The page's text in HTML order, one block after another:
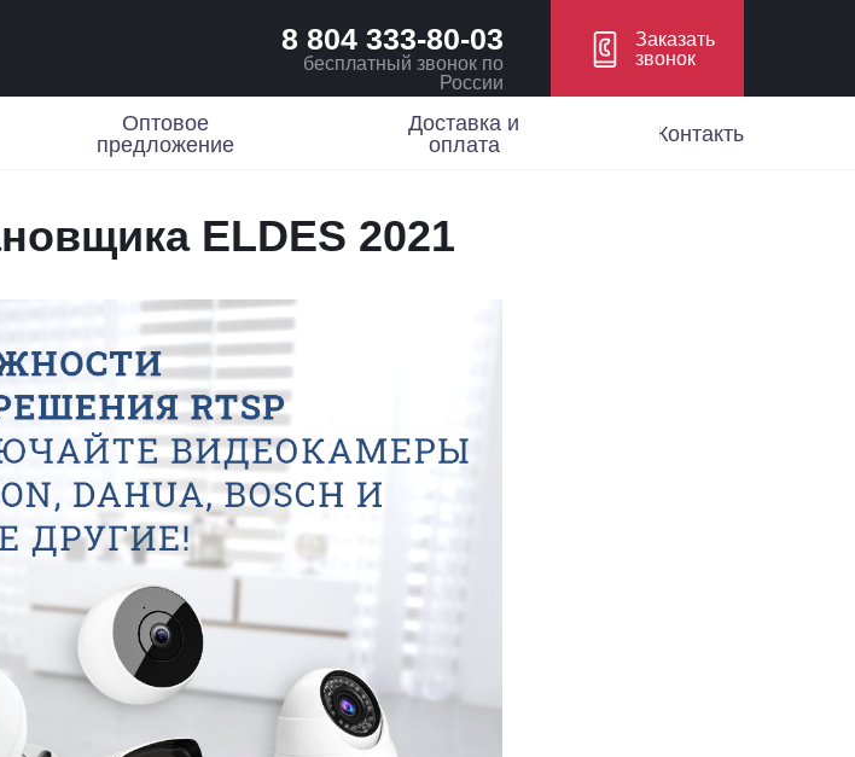
8 804 333-80-03
бесплатный звонок по
России
Заказать
звонок
Оптовое
предложение
Доставка и
оплата
Контакты
ELDES 2021